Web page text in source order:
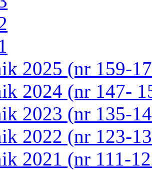
2025 (nr 159-
2024 (nr 147-
2023 (nr 135-
2022 (nr 123-
2021 (nr 111-